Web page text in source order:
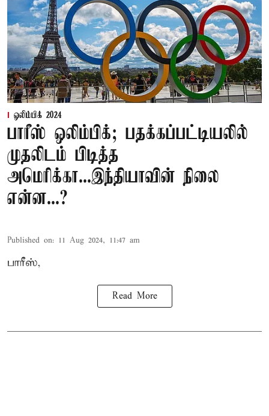
ஒலிம்பிக் 2024
பாரீஸ் ஒலிம்பிக்; பதக்கப்பட்டியலில்
முதலிடம் பிடித்த
அமெரிக்கா...இந்தியாவின் நிலை
என்ன...?
Published on: 11 Aug 2024, 11:47 am
பாரீஸ்,
Read More